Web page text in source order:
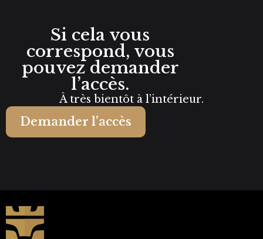
Si cela vous
correspond, vous
pouvez demander
l’accès.
À très bientôt à l’intérieur.
Demander l’accès